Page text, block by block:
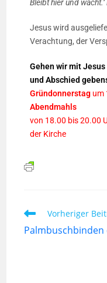
Bleibt hier und
Jesus wird
Verachtung, der
Gehen wir mit
und Abschied
Gründonnerstag um
Abendmahls
von 18.00 bis 20.00
der Kirche
Vorheriger